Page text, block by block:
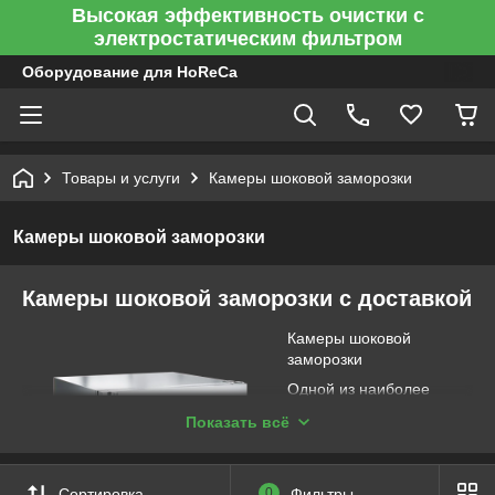
Высокая эффективность очистки с
электростатическим фильтром
Оборудование для HoReCa
Товары и услуги Камеры шоковой заморозки
Камеры шоковой заморозки
Камеры шоковой заморозки с доставкой
Камеры шоковой
заморозки
Одной из наиболее
технологий длительного
Показать всё